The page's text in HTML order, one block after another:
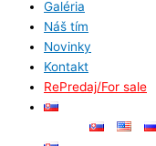
Galéria
Náš tím
Novinky
Kontakt
RePredaj/For sale